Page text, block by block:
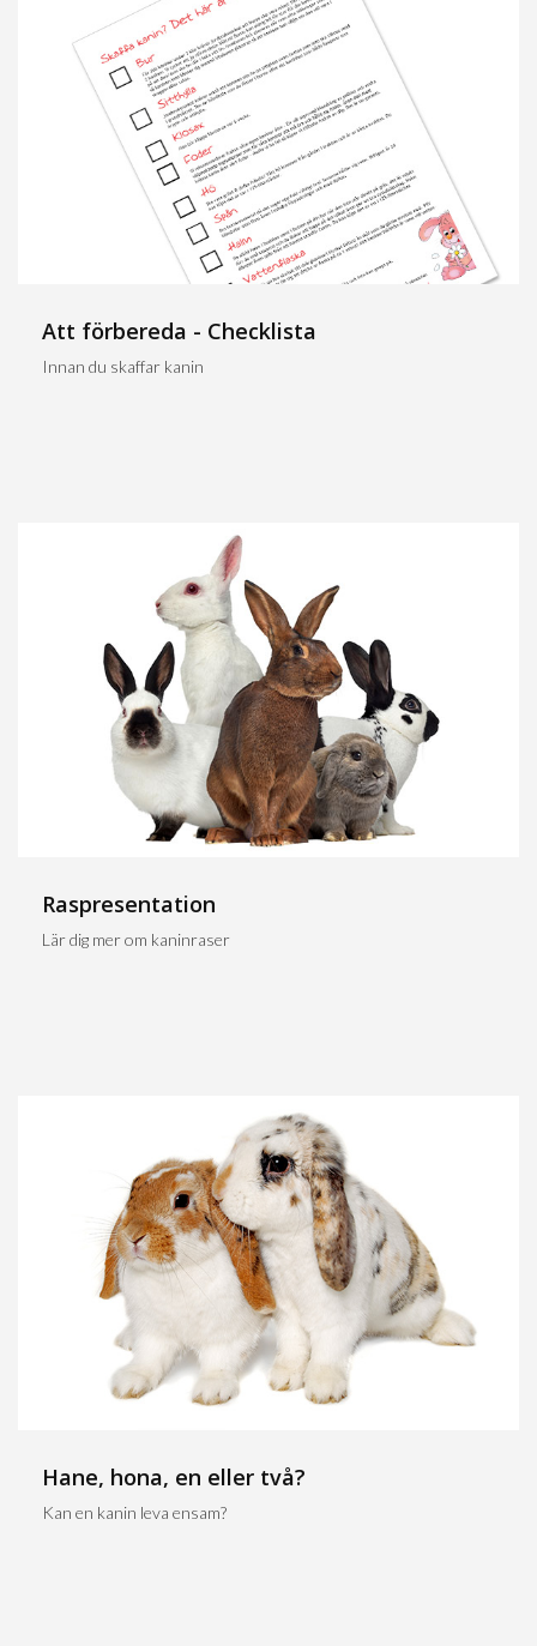
Att förbereda - Checklista
Innan du skaffar kanin
Raspresentation
Lär dig mer om kaninraser
Hane, hona, en eller två?
Kan en kanin leva ensam?